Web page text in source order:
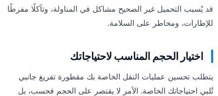
قد يُسبب التحميل غير الصحيح مشاكل في المناولة، وتآكلًا مفرطًا
للإطارات، ومخاطر على السلامة.
اختيار الحجم المناسب لاحتياجاتك
يتطلب تحسين عمليات النقل الخاصة بك مقطورة تفريغ جانبي
تُلبي احتياجاتك الخاصة. الأمر لا يقتصر على الحجم فحسب، بل